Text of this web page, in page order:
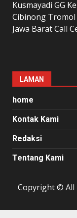
Kusmayadi GG
Cibinong Tromol
Jawa Barat Call
LAMAN
home
Kontak Kami
Redaksi
Tentang Kami
Copyright © All